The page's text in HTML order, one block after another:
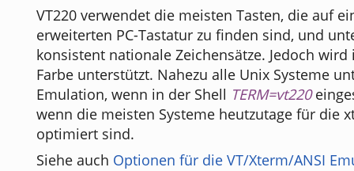
VT220 verwendet die meisten Tasten, die auf
erweiterten PC-Tastatur zu finden sind, und
konsistent nationale Zeichensätze. Jedoch
Farbe unterstützt. Nahezu alle Unix Systeme
Emulation, wenn in der Shell TERM=vt220
wenn die meisten Systeme heutzutage für die
optimiert sind.
Siehe auch Optionen für die VT/Xterm/ANSI